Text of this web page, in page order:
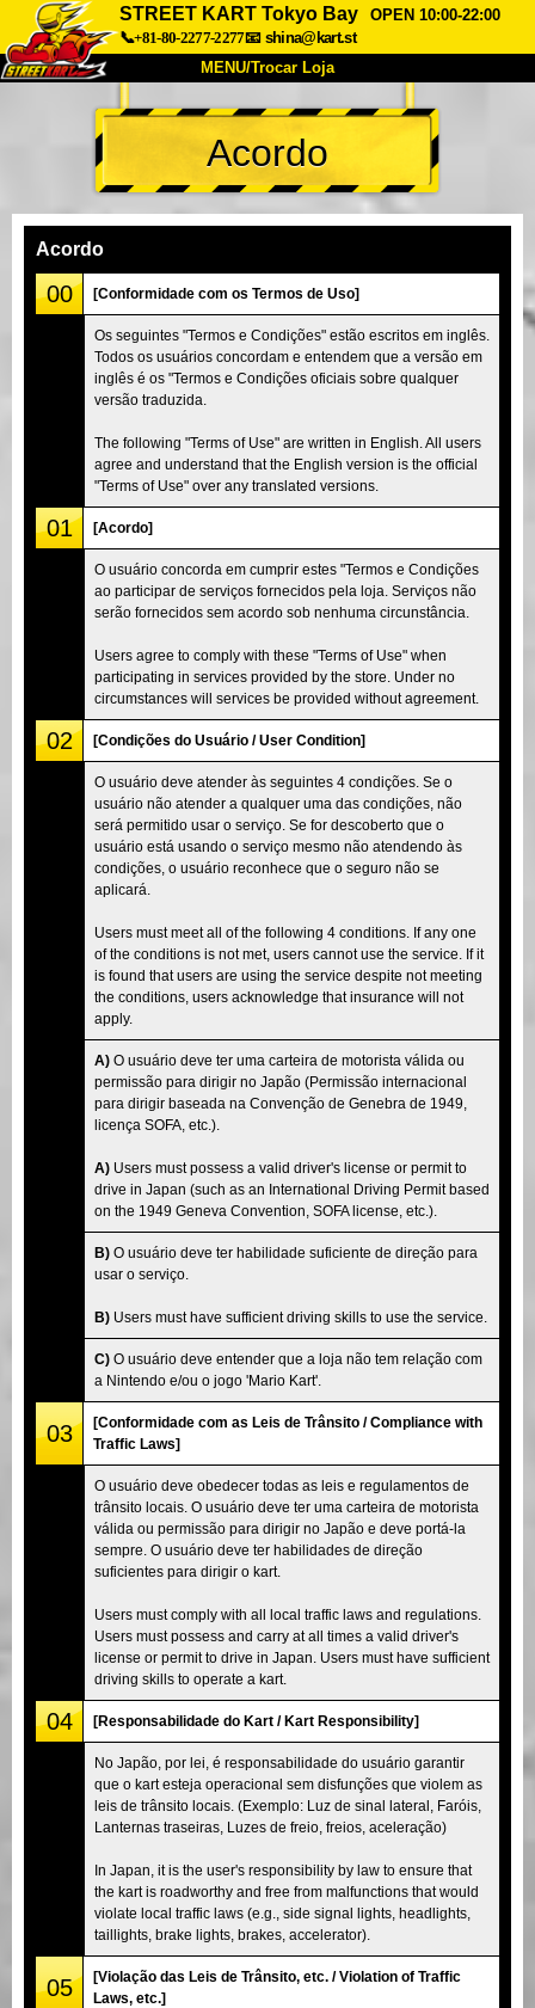
STREET KART Tokyo Bay
OPEN 10:00-22:00
📞+81-80-2277-2277📧 shina@kart.st
MENU/Trocar Loja
INÍCIO
Sobre Especificações Preços
Empresa
Tokyo Shinagawa Tokyo Akihabara#1
Tokyo Akihabara#2 Tokyo Shibuya
Tokyo Shibuya Annex
Tokyo Asakusa Osaka
Okinawa
Acordo
Acordo
00 [Conformidade com os Termos de Uso]
Os seguintes "Termos e Condições" estão escritos em inglês.
Todos os usuários concordam e entendem que a versão em
inglês é os "Termos e Condições oficiais sobre qualquer
versão traduzida.
The following "Terms of Use" are written in English. All users
agree and understand that the English version is the official
"Terms of Use" over any translated versions.
01 [Acordo]
O usuário concorda em cumprir estes "Termos e Condições
ao participar de serviços fornecidos pela loja. Serviços não
serão fornecidos sem acordo sob nenhuma circunstância.
Users agree to comply with these "Terms of Use" when
participating in services provided by the store. Under no
circumstances will services be provided without agreement.
02 [Condições do Usuário / User Condition]
O usuário deve atender às seguintes 4 condições. Se o
usuário não atender a qualquer uma das condições, não
será permitido usar o serviço. Se for descoberto que o
usuário está usando o serviço mesmo não atendendo às
condições, o usuário reconhece que o seguro não se
aplicará.
Users must meet all of the following 4 conditions. If any one
of the conditions is not met, users cannot use the service. If it
is found that users are using the service despite not meeting
the conditions, users acknowledge that insurance will not
apply.
A) O usuário deve ter uma carteira de motorista válida ou
permissão para dirigir no Japão (Permissão internacional
para dirigir baseada na Convenção de Genebra de 1949,
licença SOFA, etc.).
A) Users must possess a valid driver's license or permit to
drive in Japan (such as an International Driving Permit based
on the 1949 Geneva Convention, SOFA license, etc.).
B) O usuário deve ter habilidade suficiente de direção para
usar o serviço.
B) Users must have sufficient driving skills to use the service.
C) O usuário deve entender que a loja não tem relação com
a Nintendo e/ou o jogo 'Mario Kart'.
03
[Conformidade com as Leis de Trânsito / Compliance with
Traffic Laws]
O usuário deve obedecer todas as leis e regulamentos de
trânsito locais. O usuário deve ter uma carteira de motorista
válida ou permissão para dirigir no Japão e deve portá-la
sempre. O usuário deve ter habilidades de direção
suficientes para dirigir o kart.
Users must comply with all local traffic laws and regulations.
Users must possess and carry at all times a valid driver's
license or permit to drive in Japan. Users must have sufficient
driving skills to operate a kart.
04 [Responsabilidade do Kart / Kart Responsibility]
No Japão, por lei, é responsabilidade do usuário garantir
que o kart esteja operacional sem disfunções que violem as
leis de trânsito locais. (Exemplo: Luz de sinal lateral, Faróis,
Lanternas traseiras, Luzes de freio, freios, aceleração)
In Japan, it is the user's responsibility by law to ensure that
the kart is roadworthy and free from malfunctions that would
violate local traffic laws (e.g., side signal lights, headlights,
taillights, brake lights, brakes, accelerator).
05
[Violação das Leis de Trânsito, etc. / Violation of Traffic
Laws, etc.]